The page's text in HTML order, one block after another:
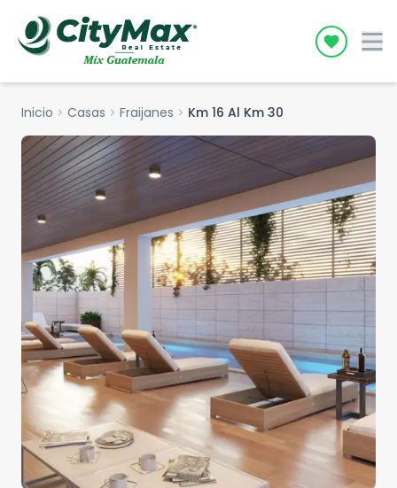
Icon
Inicio chevron_right Casas chevron_right Fraijanes chevron_right Km 16 Al Km 30